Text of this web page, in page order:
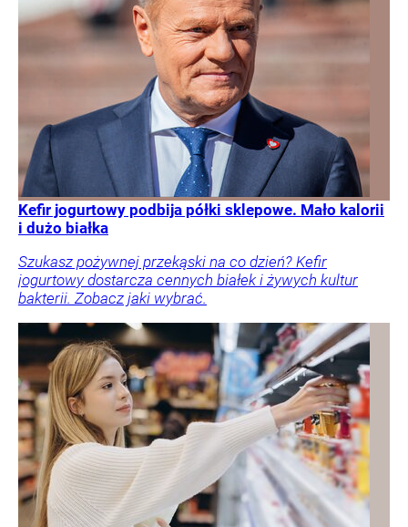
Kefir jogurtowy podbija półki sklepowe. Mało kalorii
i dużo białka
Szukasz pożywnej przekąski na co dzień? Kefir
jogurtowy dostarcza cennych białek i żywych kultur
bakterii. Zobacz jaki wybrać.